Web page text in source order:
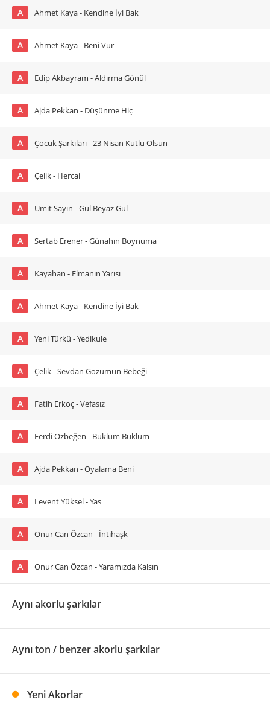
A Ahmet Kaya - Kendine İyi Bak
A Ahmet Kaya - Beni Vur
A Edip Akbayram - Aldırma Gönül
A Ajda Pekkan - Düşünme Hiç
A Çocuk Şarkıları - 23 Nisan Kutlu Olsun
A Çelik - Hercai
A Ümit Sayın - Gül Beyaz Gül
A Sertab Erener - Günahın Boynuma
A Kayahan - Elmanın Yarısı
A Ahmet Kaya - Kendine İyi Bak
A Yeni Türkü - Yedikule
A Çelik - Sevdan Gözümün Bebeği
A Fatih Erkoç - Vefasız
A Ferdi Özbeğen - Büklüm Büklüm
A Ajda Pekkan - Oyalama Beni
A Levent Yüksel - Yas
A Onur Can Özcan - İntihaşk
A Onur Can Özcan - Yaramızda Kalsın
Aynı akorlu şarkılar
Aynı ton / benzer akorlu şarkılar
Yeni Akorlar